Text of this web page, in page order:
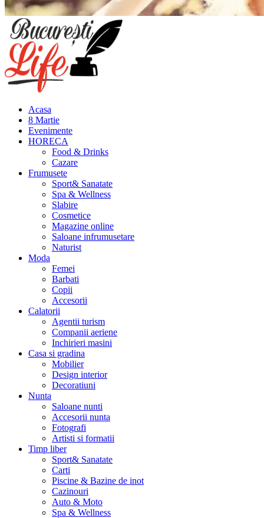
Meniu
principal
Acasa
8 Martie
Evenimente
HORECA
Food & Drinks
Cazare
Frumusete
Sport& Sanatate
Spa & Wellness
Slabire
Cosmetice
Magazine online
Saloane infrumusetare
Naturist
Moda
Femei
Barbati
Copii
Accesorii
Calatorii
Agentii turism
Companii aeriene
Inchirieri masini
Casa si gradina
Mobilier
Design interior
Decoratiuni
Nunta
Saloane nunti
Accesorii nunta
Fotografi
Artisti si formatii
Timp liber
Sport& Sanatate
Carti
Piscine & Bazine de inot
Cazinouri
Auto & Moto
Spa & Wellness